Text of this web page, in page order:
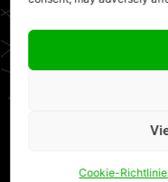
Cookie-Richtlinie